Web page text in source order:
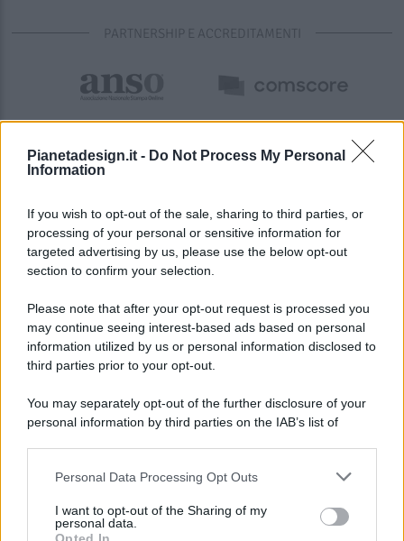
Pianetadesign.it - Do Not Process My Personal
Information
If you wish to opt-out of the sale, sharing to third parties, or
processing of your personal or sensitive information for
targeted advertising by us, please use the below opt-out
section to confirm your selection.
Please note that after your opt-out request is processed you
may continue seeing interest-based ads based on personal
information utilized by us or personal information disclosed to
third parties prior to your opt-out.
You may separately opt-out of the further disclosure of your
personal information by third parties on the IAB’s list of
This information may also be disclosed by us to third parties
disclose it to other third parties.
Personal Data Processing Opt Outs
I want to opt-out of the Sharing of my
personal data.
PARTNERSHIP E ACCREDITAMENTI
© 2026 - Pianeta Design - P.IVA 04827280654 - Testata
Registrata Al Tribunale Di Nocera Inferiore N. 8/2020 - RG N.
ISCRIZIONE AL ROC N. 35792 – ISCRITTA ALL’ANSO
(ASSOCIAZIONE NAZIONALE STAMPA ONLINE)
PREFERENZE PRIVACY